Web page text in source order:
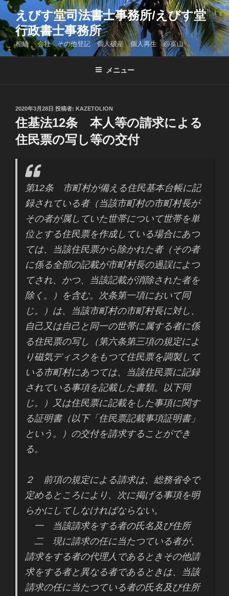
コ
ン
テ
ン
ツ
えびす堂司法書士事務所/えびす堂
行政書士事務所
相続 会社 その他登記 個人破産 個人再生 @富山
メニュー
投
稿
日:
2020年3月28日 投稿者: KAZETOLION
住基法12条 本人等の請求による
住民票の写し等の交付
第12条 市町村が備える住民基本台帳に記
録されている者（当該市町村の市町村長が
その者が属していた世帯について世帯を単
位とする住民票を作成している場合にあつ
ては、当該住民票から除かれた者（その者
に係る全部の記載が市町村長の過誤によつ
てされ、かつ、当該記載が消除された者を
除く。）を含む。次条第一項において同
じ。）は、当該市町村の市町村長に対し、
自己又は自己と同一の世帯に属する者に係
る住民票の写し （第六条第三項の規定によ
り磁気ディスクをもつて住民票を調製して
いる市町村にあつては、当該住民票に記録
されている事項を記載した書類。以下同
じ。）又は住民票に記載をした事項に関す
る証明書（以下「 住民票記載事項証明書」
という。）の交付を請求することができ
る。
２ 前項の規定による請求は、総務省令で
定めるところにより、次に掲げる事項を明
らかにしてしなければならない。
一 当該請求をする者の氏名及び住所
二 現に請求の任に当たつている者が、
請求をする者の代理人であるときその他請
求をする者と異なる者であるときは、当該
請求の任に当たつている者の氏名及び住所